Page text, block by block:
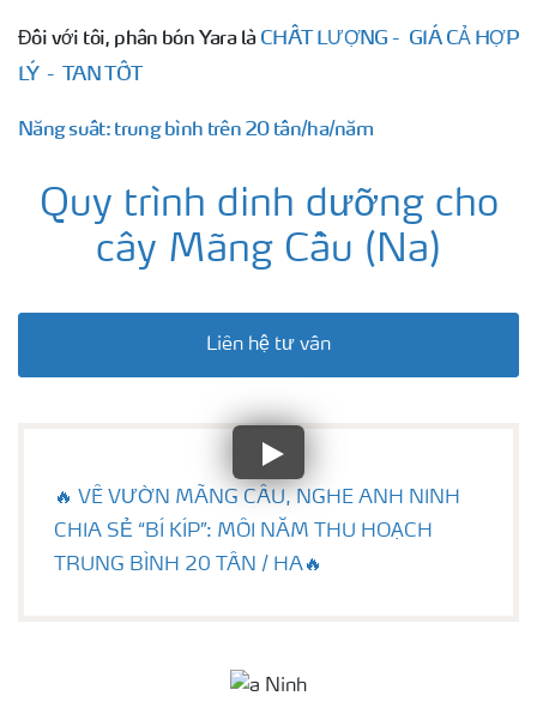
Đối với tôi, phân bón Yara là CHẤT LƯỢNG - GIÁ CẢ HỢP
LÝ - TAN TỐT
Năng suất: trung bình trên 20 tấn/ha/năm
Quy trình dinh dưỡng cho
cây Mãng Cầu (Na)
Liên hệ tư vấn
🔥 VỀ VƯỜN MÃNG CẦU, NGHE ANH NINH
CHIA SẺ “BÍ KÍP”: MỖI NĂM THU HOẠCH
TRUNG BÌNH 20 TẤN / HA🔥